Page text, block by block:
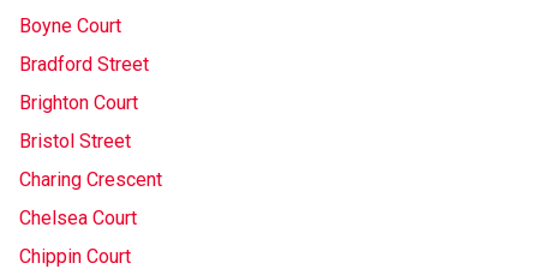
Boyne Court
Bradford Street
Brighton Court
Bristol Street
Charing Crescent
Chelsea Court
Chippin Court